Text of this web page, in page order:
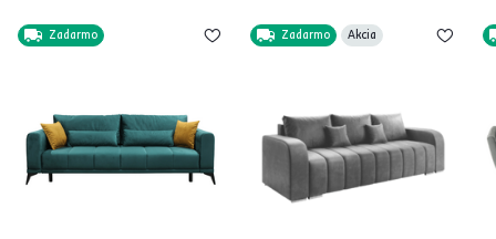
Zadarmo Zadarmo Akcia